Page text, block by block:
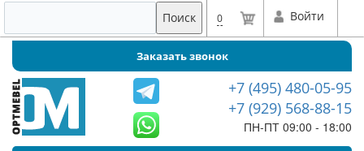
Поиск 0 Войти
Заказать звонок
+7 (495) 480-05-95
+7 (929) 568-88-15
ПН-ПТ 09:00 - 18:00